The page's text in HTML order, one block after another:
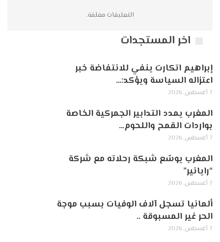
التعليقات مغلقة.
اخر المستجدات
إبراهيم اتكارت ينفي للانتفاضة خبر
اعتزاله السياسة ويؤكد:…
7 أغسطس, 2026
المغرب يمدد التدابير الجمركية الخاصة
بواردات القمح واللحوم…
7 أغسطس, 2026
المغرب يوسّع شبكة رحلاته مع شركة
“رايانير”
7 أغسطس, 2026
ألمانيا تسجل آلاف الوفيات بسبب موجة
الحر غير المسبوقة ..
7 أغسطس, 2026